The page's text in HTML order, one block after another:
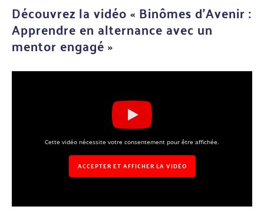
Découvrez la vidéo « Binômes d’Avenir :
Apprendre en alternance avec un
mentor engagé »
Cette vidéo nécessite votre consentement pour être affichée.
ACCEPTER ET AFFICHER LA VIDÉO